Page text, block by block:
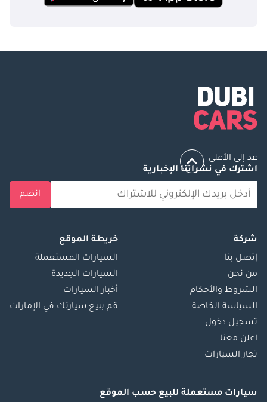
عد إلى الأعلى
اشترك في نشراتنا الإخبارية
انضم
شركة
إتصل بنا
من نحن
الشروط والأحكام
السياسة الخاصة
تسجيل دخول
اعلن معنا
تجار السيارات
خريطة الموقع
السيارات المستعملة
السيارات الجديدة
أخبار السيارات
قم ببيع سيارتك في الإمارات
سيارات مستعملة للبيع حسب الموقع